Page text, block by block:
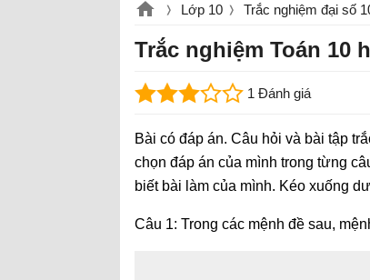
Lớp 10 Trắc nghiệm đại số
Trắc nghiệm Toán 10
1 Đánh giá
Bài có đáp án. Câu hỏi và bài tập
chọn đáp án của mình trong từng
biết bài làm của mình. Kéo xuống
Câu 1: Trong các mệnh đề sau,